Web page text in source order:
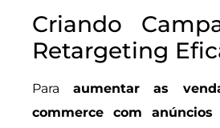
Criando
Retargeting
Para aumentar as
commerce com